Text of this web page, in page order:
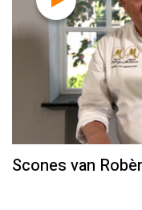
Scones van